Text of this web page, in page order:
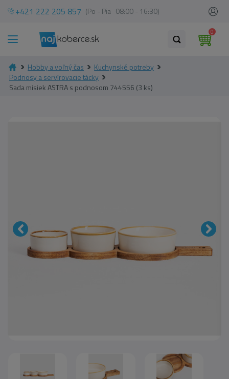
+421 222 205 857 (Po - Pia 08:00 - 16:30)
0
Hobby a voľný čas
Kuchynské potreby
Podnosy a servírovacie tácky
Sada misiek ASTRA s podnosom 744556 (3 ks)